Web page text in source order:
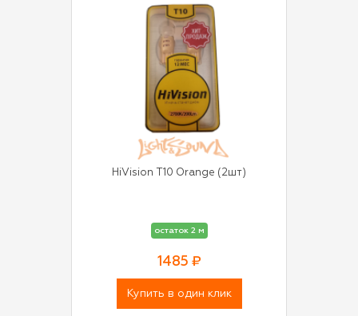
HiVision T10 Orange (2шт)
остаток 2 м
1485 ₽
Купить в один клик